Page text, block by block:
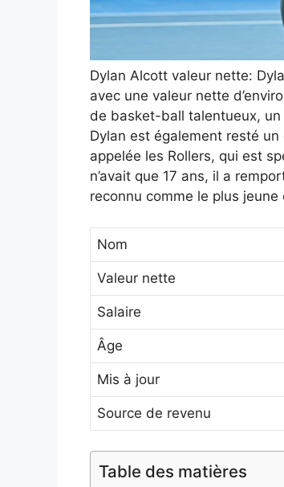
Dylan Alcott valeur nette:
avec une valeur nette
de basket-ball talentueux,
Dylan est également resté
appelée les Rollers, qui est
n’avait que 17 ans, il a
reconnu comme le plus
Nom
Valeur nette
Salaire
Âge
Mis à jour
Source de revenu
Table des matières